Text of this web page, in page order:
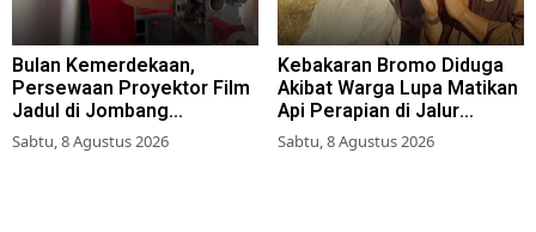
Bulan Kemerdekaan,
Persewaan Proyektor Film
Jadul di Jombang
Meningkat
Sabtu, 8 Agustus 2026
Kebakaran Bromo Diduga
Akibat Warga Lupa Matikan
Api Perapian di Jalur
Tradisional
Sabtu, 8 Agustus 2026